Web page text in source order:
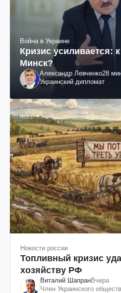
Война в Украине
Кризис усиливается:
Минск?
Александр Левченко28
Украинский дипломат
Новости россии
Топливный кризис
хозяйству РФ
Виталий ШапранВчера
Член Украинского